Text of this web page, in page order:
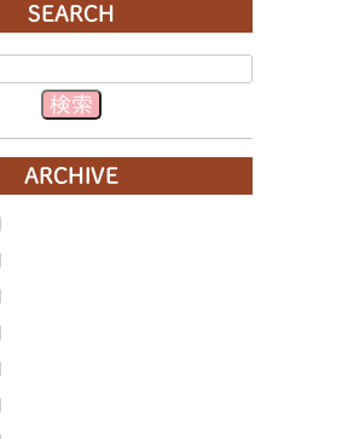
SEARCH
ARCHIVE